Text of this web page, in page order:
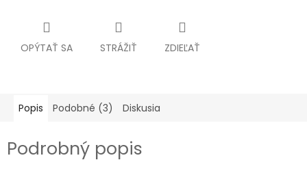
OPÝTAŤ SA STRÁŽIŤ ZDIEĽAŤ
Popis Podobné (3) Diskusia
Podrobný popis